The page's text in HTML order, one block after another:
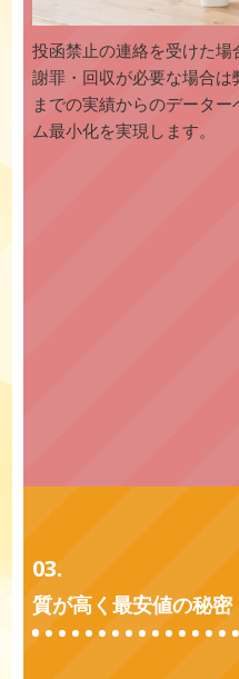
投函禁止の連絡を受けた場
謝罪・回収が必要な場合
までの実績からのデータ
ム最小化を実現します。
03.
質が高く最安値の秘密